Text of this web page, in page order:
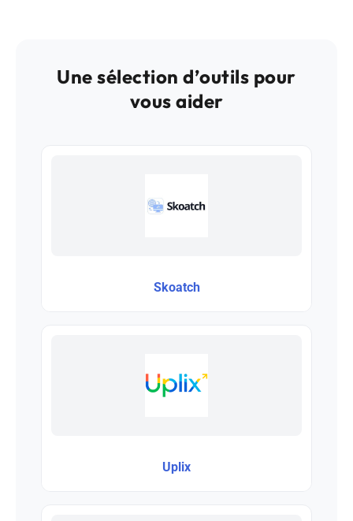
Une sélection d’outils pour
vous aider
Skoatch
Uplix